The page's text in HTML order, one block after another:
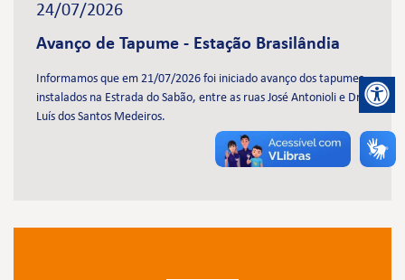
24/07/2026
Avanço de Tapume - Estação Brasilândia
Informamos que em 21/07/2026 foi iniciado avanço dos tapumes
instalados na Estrada do Sabão, entre as ruas José Antonioli e Dr.
Luís dos Santos Medeiros.